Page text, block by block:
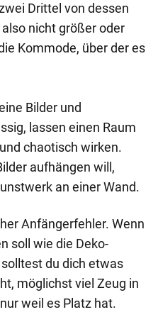
Drittel von dessen
nicht größer oder
Kommode, über der es
Bilder und
lassen einen Raum
chaotisch wirken.
aufhängen will,
an einer Wand.
Anfängerfehler. Wenn
soll wie die Deko-
du dich etwas
möglichst viel Zeug in
weil es Platz hat.